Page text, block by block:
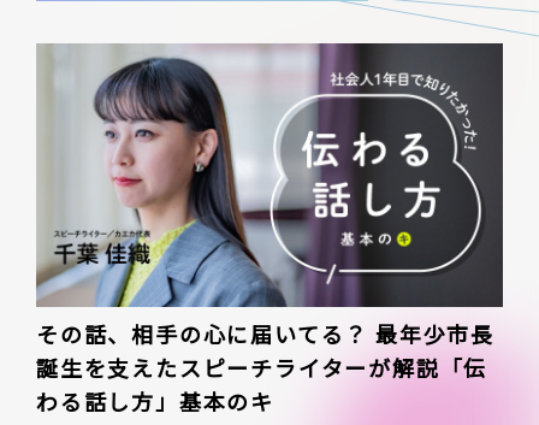
その話、相手の心に届いてる？ 最年少市長
誕生を支えたスピーチライターが解説「伝
わる話し方」基本のキ